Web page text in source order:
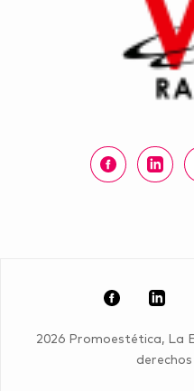
2026 Promoestética, La